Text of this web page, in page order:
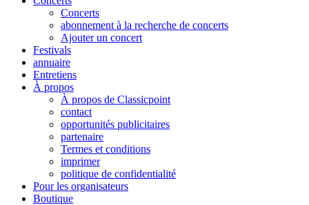
Concerts
abonnement à la recherche de concerts
Ajouter un concert
Festivals
annuaire
Entretiens
À propos
À propos de Classicpoint
contact
opportunités publicitaires
partenaire
Termes et conditions
imprimer
politique de confidentialité
Pour les organisateurs
Boutique